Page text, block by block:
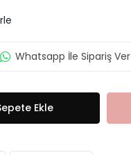
Whatsapp İle Sipariş Ver
Ekle